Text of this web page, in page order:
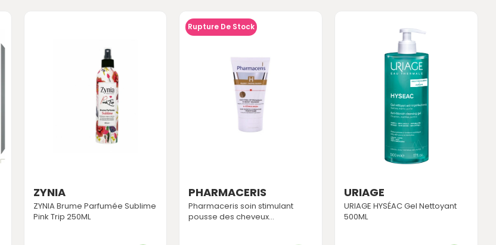
ZYNIA
ZYNIA Brume Parfumée Sublime
Pink Trip 250ML
Rupture De Stock
PHARMACERIS
Pharmaceris soin stimulant
pousse des cheveux...
URIAGE
URIAGE HYSÉAC Gel Nettoyant
500ML